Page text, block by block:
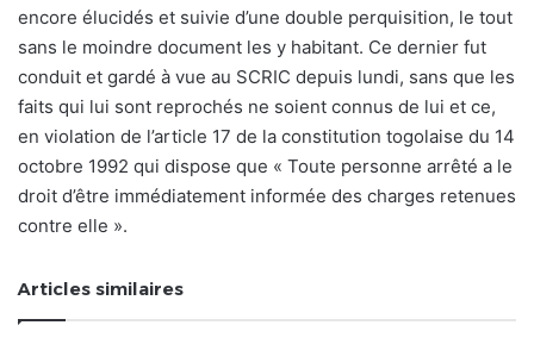
encore élucidés et suivie d’une double perquisition, le tout
sans le moindre document les y habitant. Ce dernier fut
conduit et gardé à vue au SCRIC depuis lundi, sans que les
faits qui lui sont reprochés ne soient connus de lui et ce,
en violation de l’article 17 de la constitution togolaise du 14
octobre 1992 qui dispose que « Toute personne arrêté a le
droit d’être immédiatement informée des charges retenues
contre elle ».
Articles similaires